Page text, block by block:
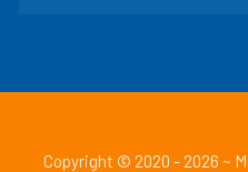
Copyright © 2020 - 2026 ~